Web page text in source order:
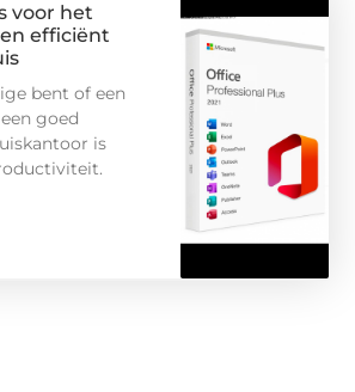
voor het
efficiënt
bent of een
goed
is